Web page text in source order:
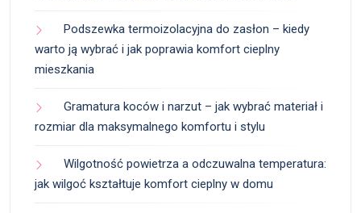
Podszewka termoizolacyjna do zasłon – kiedy
warto ją wybrać i jak poprawia komfort cieplny
mieszkania
Gramatura koców i narzut – jak wybrać materiał i
rozmiar dla maksymalnego komfortu i stylu
Wilgotność powietrza a odczuwalna temperatura:
jak wilgoć kształtuje komfort cieplny w domu